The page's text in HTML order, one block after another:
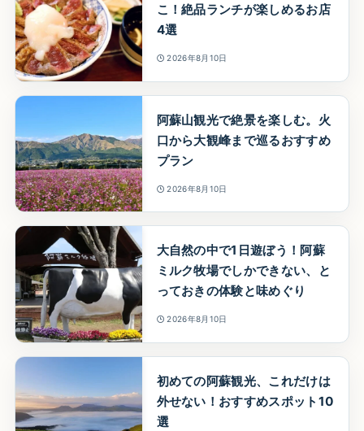
こ！絶品ランチが楽しめるお店
4選
2026年8月10日
阿蘇山観光で絶景を楽しむ。火
口から大観峰まで巡るおすすめ
プラン
2026年8月10日
大自然の中で1日遊ぼう！阿蘇
ミルク牧場でしかできない、と
っておきの体験と味めぐり
2026年8月10日
初めての阿蘇観光、これだけは
外せない！おすすめスポット10
選